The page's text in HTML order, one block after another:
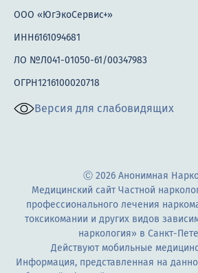
ООО «ЮгЭкоСервис+»
ИНН6161094681
ЛО №Л041-01050-61/00347983
ОГРН1216100020718
Версия для слабовидящих
Ⓒ 2026 Анонимная
Медицинский сайт Частной
профессионального лечения
токсикомании и других видов
наркология» в Санкт-
Действуют мобильные
Информация, представленная на